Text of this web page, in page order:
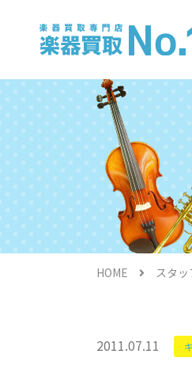
HOME スタ
2011.07.11